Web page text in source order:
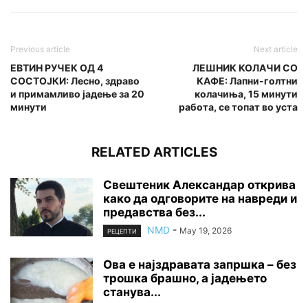
Previous article
ЕВТИН РУЧЕК ОД 4
СОСТОЈКИ: Лесно, здраво
и примамливо јадење за 20
минути
Next article
ЛЕШНИК КОЛАЧИ СО
КАФЕ: Лапни-голтни
колачиња, 15 минути
работа, се топат во уста
RELATED ARTICLES
Свештеник Александар открива
како да одговорите на навреди и
предавства без...
РЕЦЕПТИ NMD - May 19, 2026
Ова е најздравата запршка – без
трошка брашно, а јадењето
станува...